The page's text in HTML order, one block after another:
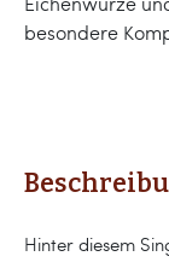
besondere
Hinter diesem